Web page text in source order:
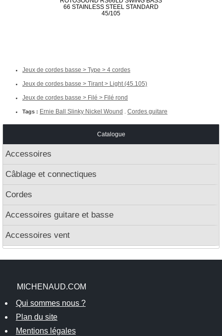
66 STAINLESS STEEL STANDARD
45/105
Jeux de cordes basse > Type > 4 cordes
Jeux de cordes basse > Tirant > Light (45.105)
Jeux de cordes basse > Filé > Filé rond
Tags : Ernie Ball Slinky Nickel Wound Cordes guitare
Catalogue
Accessoires
Câblage et connectiques
Cordes
Accessoires guitare et basse
Accessoires vent
MICHENAUD.COM
Qui sommes nous ?
Plan du site
Mentions légales